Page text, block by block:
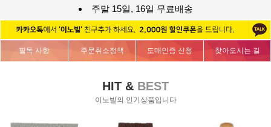
주말 15일, 16일 무료배송
필독 사항 주문취소정책 도매인증 신청 찾아오시는 길
HIT & BEST
이노빌의 인기상품입니다